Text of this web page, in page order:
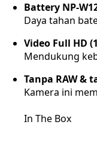
Battery NP-
Daya tahan
Video Full HD
Mendukung
Tanpa RAW &
Kamera ini
In The Box